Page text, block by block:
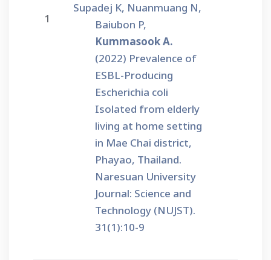
1
Supadej K, Nuanmuang N,
Baiubon P,
Kummasook A.
(2022) Prevalence of
ESBL-Producing
Escherichia coli
Isolated from elderly
living at home setting
in Mae Chai district,
Phayao, Thailand.
Naresuan University
Journal: Science and
Technology (NUJST).
31(1):10-9